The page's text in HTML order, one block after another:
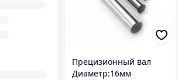
Прецизионный вал
Диаметр:16мм